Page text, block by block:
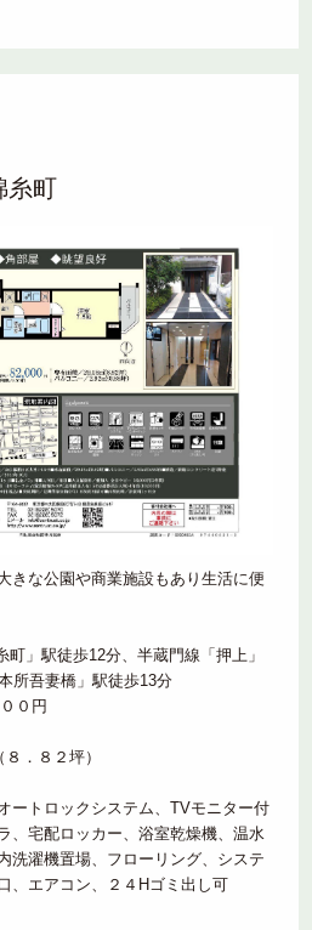
糸町
きな公園や商業施設もあり生活に便
」駅徒歩12分、半蔵門線「押上」
所吾妻橋」駅徒歩13分
０円
．８２坪）
ートロックシステム、TVモニター付
、宅配ロッカー、浴室乾燥機、温水
洗濯機置場、フローリング、システ
、エアコン、２４Hゴミ出し可